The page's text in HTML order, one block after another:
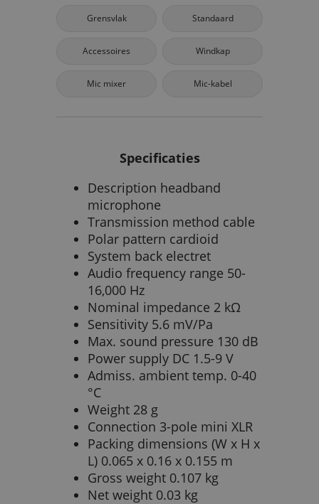
Grensvlak Standaard
Accessoires Windkap
Mic mixer Mic-kabel
Specificaties
Description headband
microphone
Transmission method cable
Polar pattern cardioid
System back electret
Audio frequency range 50-
16,000 Hz
Nominal impedance 2 kΩ
Sensitivity 5.6 mV/Pa
Max. sound pressure 130 dB
Power supply DC 1.5-9 V
Admiss. ambient temp. 0-40
°C
Weight 28 g
Connection 3-pole mini XLR
Packing dimensions (W x H x
L) 0.065 x 0.16 x 0.155 m
Gross weight 0.107 kg
Net weight 0.03 kg